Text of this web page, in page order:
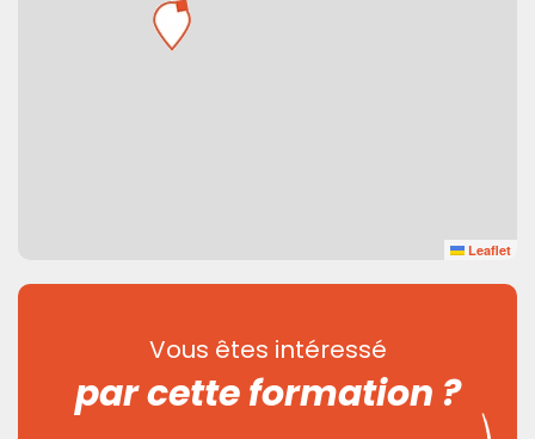
Leaflet
Vous êtes intéressé
par cette formation ?